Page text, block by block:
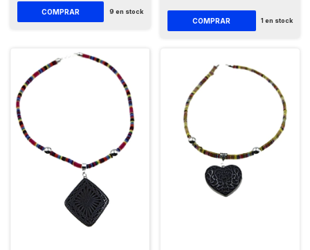
9 en stock
1 en stock